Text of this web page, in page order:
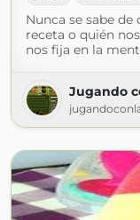
Nunca se sabe
receta o quién
nos fija en la
Jugando